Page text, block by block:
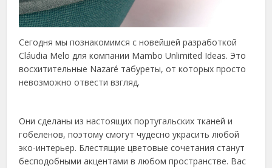
Сегодня мы познакомимся с новейшей разработкой
Cláudia Melo для компании Mambo Unlimited Ideas. Это
восхитительные Nazaré табуреты, от которых просто
невозможно отвести взгляд.
Они сделаны из настоящих португальских тканей и
гобеленов, поэтому смогут чудесно украсить любой
эко-интерьер. Блестящие цветовые сочетания станут
бесподобными акцентами в любом пространстве. Вас